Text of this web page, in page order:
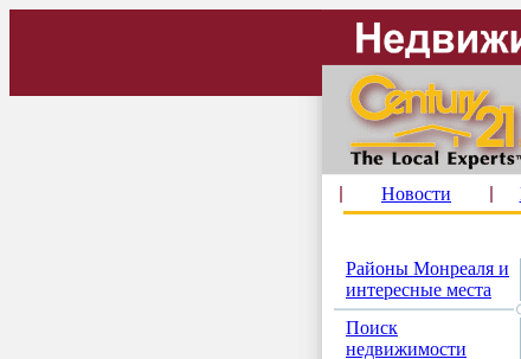
Новости
Районы Монреаля и
интересные места
Поиск
недвижимости